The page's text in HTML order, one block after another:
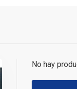
No hay